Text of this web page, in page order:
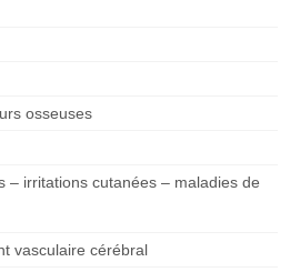
osseuses
– irritations cutanées – maladies de
vasculaire cérébral